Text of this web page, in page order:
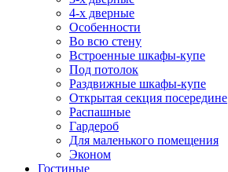
4-х дверные
Особенности
Во всю стену
Встроенные шкафы-купе
Под потолок
Раздвижные шкафы-купе
Открытая секция посередине
Распашные
Гардероб
Для маленького помещения
Эконом
Гостиные